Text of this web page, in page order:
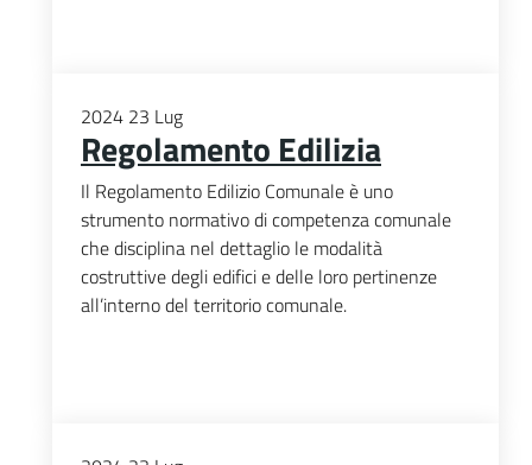
2024 23 Lug
Regolamento Edilizia
Il Regolamento Edilizio Comunale è uno
strumento normativo di competenza comunale
che disciplina nel dettaglio le modalità
costruttive degli edifici e delle loro pertinenze
all’interno del territorio comunale.